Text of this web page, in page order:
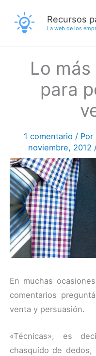
contenido
Recursos
La web de los
Lo
para
1 comentario / Por
noviembre, 2012
En muchas
comentarios
venta y persuasión.
«Técnicas», es
chasquido de